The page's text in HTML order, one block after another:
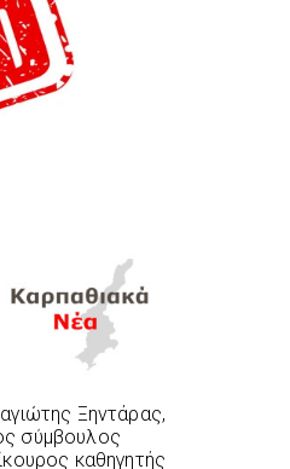
Ξηντάρας,
σύμβουλος
καθηγητής